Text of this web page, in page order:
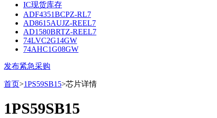
IC现货库存
ADF4351BCPZ-RL7
AD8615AUJZ-REEL7
AD1580BRTZ-REEL7
74LVC2G14GW
74AHC1G08GW
发布紧急采购
首页>1PS59SB15>芯片详情
1PS59SB15